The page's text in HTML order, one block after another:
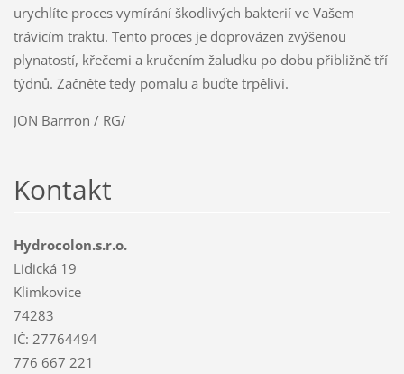
urychlíte proces vymírání škodlivých bakterií ve Vašem
trávicím traktu. Tento proces je doprovázen zvýšenou
plynatostí, křečemi a kručením žaludku po dobu přibližně tří
týdnů. Začněte tedy pomalu a buďte trpěliví.
JON Barrron / RG/
Kontakt
Hydrocolon.s.r.o.
Lidická 19
Klimkovice
74283
IČ: 27764494
776 667 221